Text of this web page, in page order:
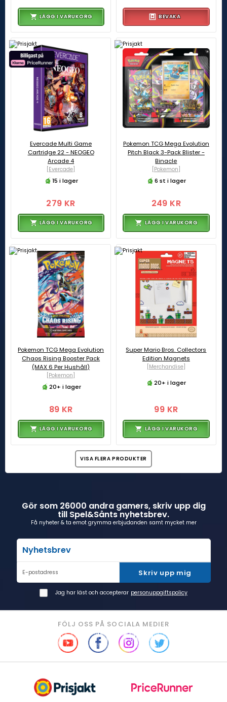
LÄGG I VARUKORG BEVAKA
Evercade Multi Game
Cartridge 22 - NEOGEO
Arcade 4
[Evercade]
15 i lager
279 KR
LÄGG I VARUKORG
Pokemon TCG Mega Evolution
Pitch Black 3-Pack Blister -
Binacle
[Pokemon]
6 st i lager
249 KR
LÄGG I VARUKORG
Pokemon TCG Mega Evolution
Chaos Rising Booster Pack
(MAX 6 Per Hushåll)
[Pokemon]
20+ i lager
89 KR
LÄGG I VARUKORG
Super Mario Bros. Collectors
Edition Magnets
[Merchandise]
20+ i lager
99 KR
LÄGG I VARUKORG
VISA FLERA PRODUKTER
Gör som 26000 andra gamers, skriv upp dig
till Spel&Sånts nyhetsbrev.
Få nyheter & ta emot grymma erbjudanden samt mycket mer
Nyhetsbrev
E-postadress Skriv upp mig
Jag har läst och accepterar personuppgiftspolicy
FÖLJ OSS PÅ SOCIALA MEDIER